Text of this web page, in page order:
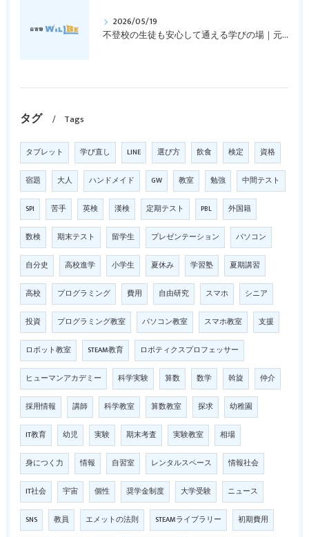
2026/05/19
不登校の生徒も安心して通える学びの場｜元中学高校教員で私立学校の放課後校内塾を経営する西宮・今津の習いごと教室＆自習塾WillBe
タグ Tags
タブレット 学び直し LINE 選び方 飲食 検定 資格
宿題 大人 ハンドメイド GW 教室 勉強 中間テスト
SPI 苦手 英検 漢検 定期テスト PBL 外国籍
数検 期末テスト 留学生 プレゼンテーション パソコン
自分史 高校進学 小学生 夏休み 学習塾 夏期講習
高校 プログラミング 費用 自由研究 スマホ シニア
投資 プログラミング教室 パソコン教室 スマホ教室 支援
ロボット教室 STEAM教育 ロボティクスプロフェッサー
ヒューマンアカデミー 科学実験 算数 数学 斡旋 仲介
採用情報 講師 科学教室 算数教室 探求 幼稚園
IT教育 幼児 実験 期末考査 実験教室 相場
身につく力 情報 自習室 レンタルスペース 情報社会
IT社会 宇宙 個性 奨学金制度 大学受験 ニュース
SNS 教員 エメットの法則 STEAMライブラリー 初期費用